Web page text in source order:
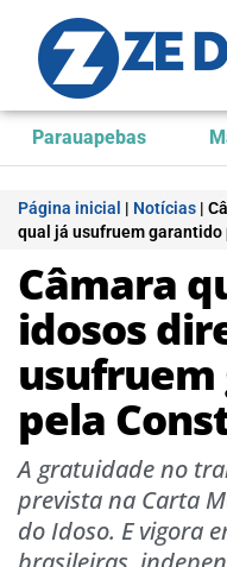
Parauapebas
Página inicial | Notícias |
qual já usufruem
Câmara
idosos
pela
A gratuidade no
prevista na Carta
do Idoso. E vigora